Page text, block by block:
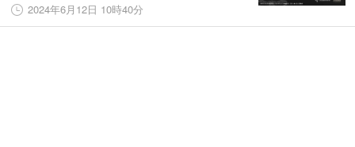
2024年6月12日 10時40分